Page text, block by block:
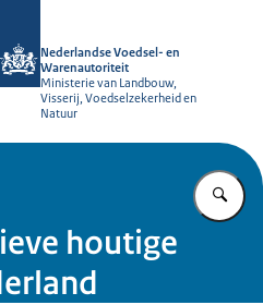
Nederlandse Voedsel- en
Warenautoriteit
Ministerie van Landbouw,
Visserij, Voedselzekerheid en
Natuur
houtige